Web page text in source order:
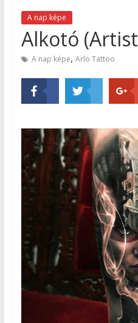
A nap képe
Alkotó
A nap képe, Arlo Tattoo